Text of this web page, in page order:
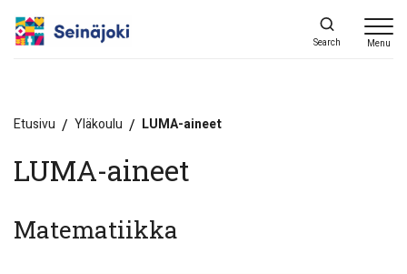
Search Menu
Etusivu / Yläkoulu / LUMA-aineet
LUMA-aineet
Matematiikka